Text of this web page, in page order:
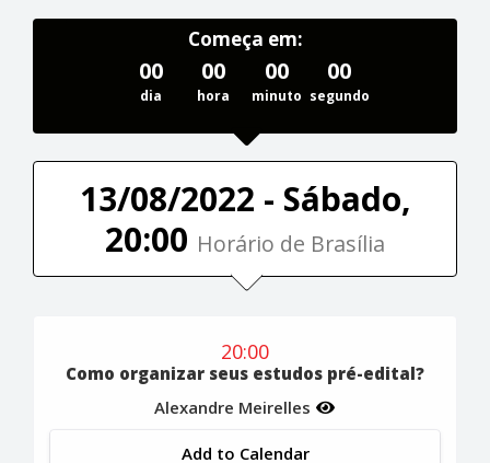
Começa em:
00
dia
00
hora
00
minuto
00
segundo
13/08/2022 - Sábado,
20:00 Horário de Brasília
20:00
Como organizar seus estudos pré-edital?
Alexandre Meirelles
Add to Calendar